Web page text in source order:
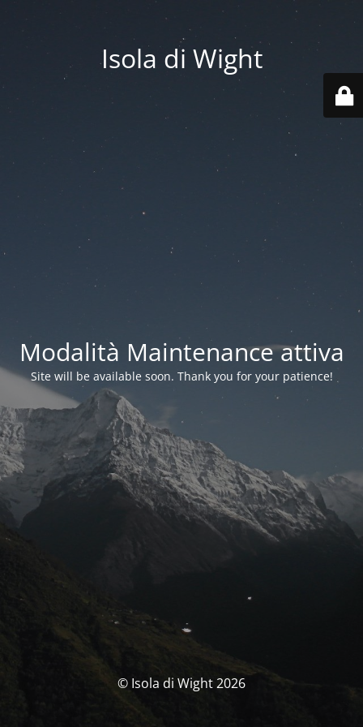
Isola di Wight
Modalità Maintenance attiva
Site will be available soon. Thank you for your patience!
© Isola di Wight 2026